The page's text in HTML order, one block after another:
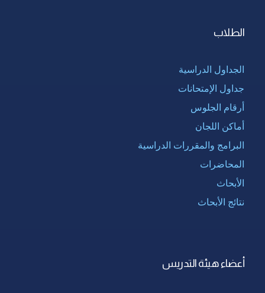
الطلاب
الجداول الدراسية
جداول الإمتحانات
أرقام الجلوس
أماكن اللجان
البرامج والمقررات الدراسية
المحاضرات
الأبحاث
نتائج الأبحاث
أعضاء هيئة التدريس